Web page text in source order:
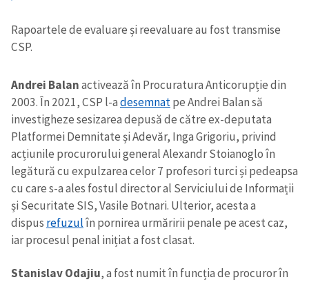
Rapoartele de evaluare și reevaluare au fost transmise
CSP.
Andrei Balanactivează în Procuratura Anticorupție din
2003. În 2021, CSP l-adesemnatpe Andrei Balan să
investigheze sesizarea depusă de către ex-deputata
Platformei Demnitate și Adevăr, Inga Grigoriu, privind
acțiunile procurorului general Alexandr Stoianoglo în
legătură cu expulzarea celor 7 profesori turci și pedeapsa
cu care s-a ales fostul director al Serviciului de Informații
și Securitate SIS, Vasile Botnari. Ulterior, acesta a
dispus refuzulîn pornirea urmăririi penale pe acest caz,
iar procesul penal inițiat a fost clasat.
Stanislav Odajiu, a fost numit în funcția de procuror în